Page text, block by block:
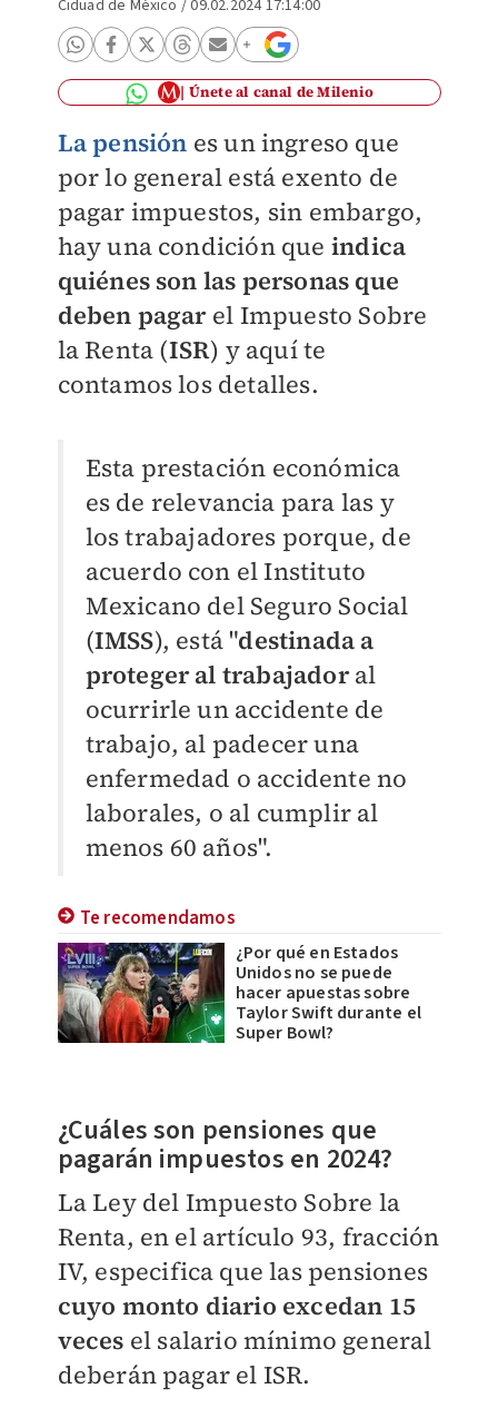
Ciduad de México /09.02.2024 17:14:00
Únete al canal de Milenio
La pensión es un ingreso que
por lo general está exento de
pagar impuestos, sin embargo,
hay una condición que indica
quiénes son las personas que
deben pagarel Impuesto Sobre
la Renta (ISR) y aquí te
contamos los detalles.
Esta prestación económica
es de relevancia para las y
los trabajadores porque, de
acuerdo con el Instituto
Mexicano del Seguro Social
(IMSS), está "destinada a
proteger al trabajadoral
ocurrirle un accidente de
trabajo, al padecer una
enfermedad o accidente no
laborales, o al cumplir al
menos 60 años".
Te recomendamos
¿Por qué en Estados
Unidos no se puede
hacer apuestas sobre
Taylor Swift durante el
Super Bowl?
¿Cuáles son pensiones que
pagarán impuestos en 2024?
La Ley del Impuesto Sobre la
Renta, en el artículo 93, fracción
IV, especifica que las pensiones
cuyo monto diario excedan 15
veces el salario mínimo general
deberán pagar el ISR.